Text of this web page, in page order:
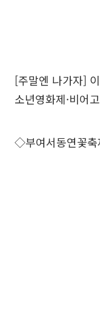
[주말엔 나가자]
소년영화제·비어
◇부여서동연꽃